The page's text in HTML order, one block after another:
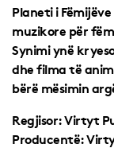
Planeti i
muzikore për
Synimi ynë
dhe filma të
bërë mësimin
Regjisor: Virtyt
Producentë: